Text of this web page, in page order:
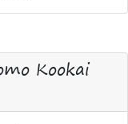
Kookai